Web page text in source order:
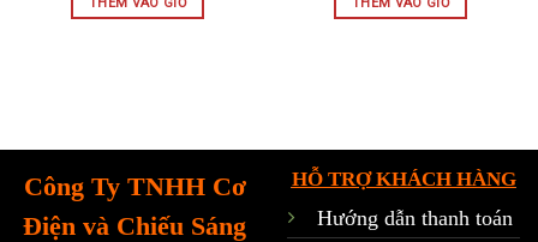
1.228.500 ₫.
Công Ty TNHH Cơ
Điện và Chiếu Sáng
HỖ TRỢ KHÁCH HÀNG
Hướng dẫn thanh toán